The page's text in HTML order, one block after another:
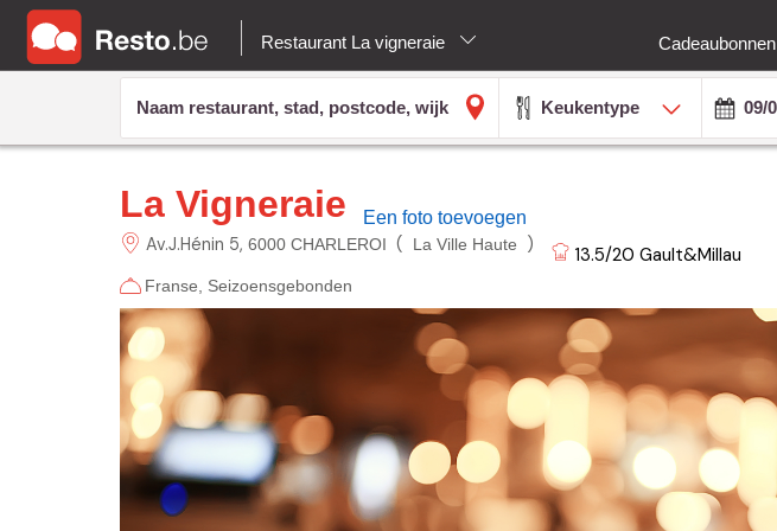
Restaurant La vigneraie Cadeaubonnen
Keukentype
La Vigneraie Een foto toevoegen
Av.J.Hénin 5 6000 CHARLEROI ( La Ville Haute ) 13.5/20 Gault&Millau
Franse Seizoensgebonden